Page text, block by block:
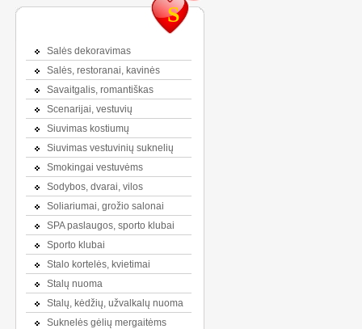
S
Salės dekoravimas
Salės, restoranai, kavinės
Savaitgalis, romantiškas
Scenarijai, vestuvių
Siuvimas kostiumų
Siuvimas vestuvinių suknelių
Smokingai vestuvėms
Sodybos, dvarai, vilos
Soliariumai, grožio salonai
SPA paslaugos, sporto klubai
Sporto klubai
Stalo kortelės, kvietimai
Stalų nuoma
Stalų, kėdžių, užvalkalų nuoma
Suknelės gėlių mergaitėms